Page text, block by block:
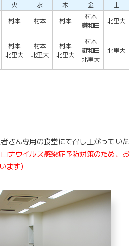
火 水 木 金
土
村本 村本 村本
村本
鎌和田
北里大
村本
北里大
村本
北里大
村本
北里大
村本
鍵和田
北里大
北里大
さん専用の食堂にて召し上がっていた
ロナウイルス感染症予防対策のため、お
ます）